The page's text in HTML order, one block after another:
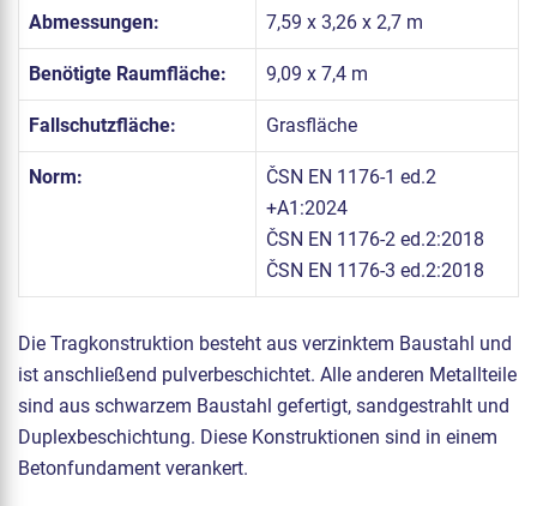
Abmessungen: 7,59 x 3,26 x 2,7 m
Benötigte Raumfläche: 9,09 x 7,4 m
Fallschutzfläche: Grasfläche
Norm:
ČSN EN 1176-1 ed.2
+A1:2024
ČSN EN 1176-2 ed.2:2018
ČSN EN 1176-3 ed.2:2018
Die Tragkonstruktion besteht aus verzinktem Baustahl und
ist anschließend pulverbeschichtet. Alle anderen Metallteile
sind aus schwarzem Baustahl gefertigt, sandgestrahlt und
Duplexbeschichtung. Diese Konstruktionen sind in einem
Betonfundament verankert.